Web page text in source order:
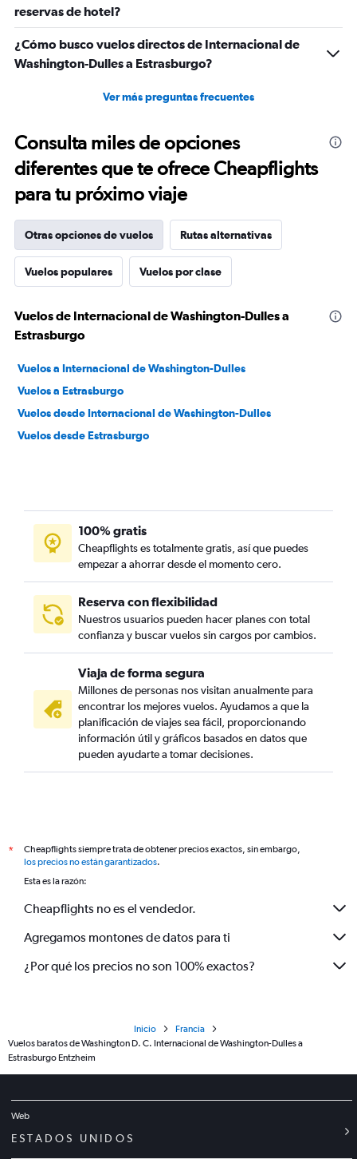
reservas de hotel?
¿Cómo busco vuelos directos de Internacional de
Washington-Dulles a Estrasburgo?
Ver más preguntas frecuentes
Consulta miles de opciones
diferentes que te ofrece Cheapflights
para tu próximo viaje
Otras opciones de vuelos Rutas alternativas
Vuelos populares Vuelos por clase
Vuelos de Internacional de Washington-Dulles a
Estrasburgo
Vuelos a Internacional de Washington-Dulles
Vuelos a Estrasburgo
Vuelos desde Internacional de Washington-Dulles
Vuelos desde Estrasburgo
100% gratis
Cheapflights es totalmente gratis, así que puedes
empezar a ahorrar desde el momento cero.
Reserva con flexibilidad
Nuestros usuarios pueden hacer planes con total
confianza y buscar vuelos sin cargos por cambios.
Viaja de forma segura
Millones de personas nos visitan anualmente para
encontrar los mejores vuelos. Ayudamos a que la
planificación de viajes sea fácil, proporcionando
información útil y gráficos basados en datos que
pueden ayudarte a tomar decisiones.
*
Cheapflights siempre trata de obtener precios exactos, sin embargo,
los precios no están garantizados.
Esta es la razón:
Cheapflights no es el vendedor.
Agregamos montones de datos para ti
¿Por qué los precios no son 100% exactos?
Inicio
Francia
Vuelos baratos de Washington D. C. Internacional de Washington-Dulles a
Estrasburgo Entzheim
Web
ESTADOS UNIDOS